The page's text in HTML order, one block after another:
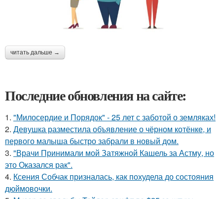
читать дальше →
Последние обновления на сайте:
1. "Милосердие и Порядок" - 25 лет с заботой о земляках!
2. Девушка разместила объявление о чёрном котёнке, и
первого малыша быстро забрали в новый дом.
3. "Врачи Принимали мой Затяжной Кашель за Астму, но
это Оказался рак".
4. Ксения Собчак призналась, как похудела до состояния
дюймовочки.